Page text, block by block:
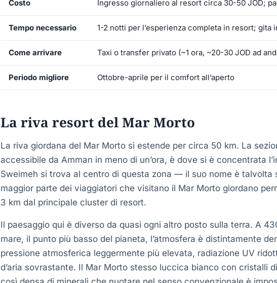
Costo Ingresso giornaliero al resort circa 30-50 JOD;
Tempo necessario 1-2 notti per l’esperienza completa in resort; gita
Come arrivare Taxi o transfer privato (~1 ora, ~20-30 JOD ad
Periodo migliore Ottobre-aprile per il comfort all’aperto
La riva resort del Mar Morto
La riva giordana del Mar Morto si estende per circa 50 km. La
accessibile da Amman in meno di un’ora, è dove si è concentrata
Sweimeh si trova al centro di questa zona — il suo nome è
maggior parte dei viaggiatori che visitano il Mar Morto giordano
3 km dal principale cluster di resort.
Il paesaggio qui è diverso da quasi ogni altro posto sulla terra. A
mare, il punto più basso del pianeta, l’atmosfera è distintamente
pressione atmosferica leggermente più elevata, radiazione UV
d’aria sovrastante. Il Mar Morto stesso luccica bianco con cristalli